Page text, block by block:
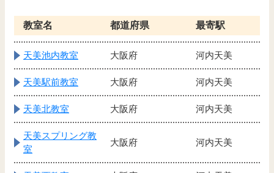
教室名 都道府県 最寄駅
天美池内教室 大阪府 河内天美
天美駅前教室 大阪府 河内天美
天美北教室 大阪府 河内天美
天美スプリング教
室
大阪府 河内天美